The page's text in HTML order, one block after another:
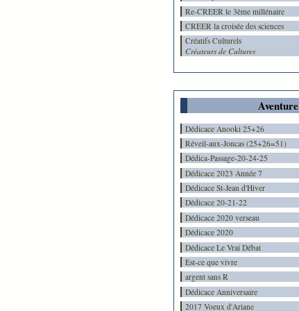
Re-CREER le 3ème millénaire
CREER la croisée des sciences
Créatifs Culturels
Créateurs de Cultures
Aventure
Dédicace Anooki 25+26
Réveil-aux-Joncas (25+26=51)
Dédica-Passage-20-24-25
Dédicace 2023 Année 7
Dédicace St-Jean d'Hiver
Dédicace 20-21-22
Dédicace 2020 verseau
Dédicace 2020
Dédicace Le Vrai Débat
Est-ce que vivre
argent sans R
Dédicace Anniversaire
2017 Voeux d'Ariane